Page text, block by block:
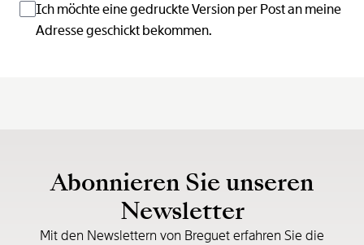
Ich möchte eine gedruckte Version per Post an meine
Adresse geschickt bekommen.
Abonnieren Sie unseren
Newsletter
Mit den Newslettern von Breguet erfahren Sie die